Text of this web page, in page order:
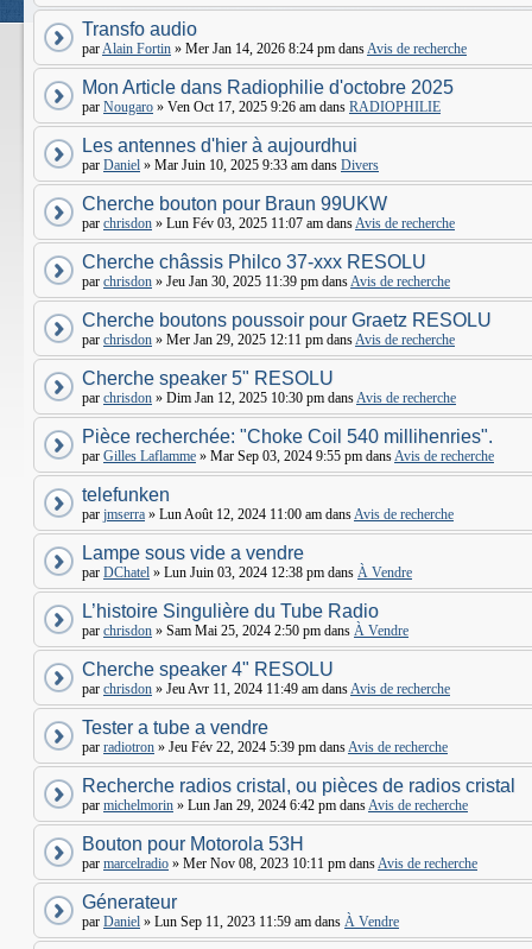
Transfo audio
parAlain Fortin » Mer Jan 14, 2026 8:24 pm dansAvis de recherche
Mon Article dans Radiophilie d'octobre 2025
par Nougaro » Ven Oct 17, 2025 9:26 am dans RADIOPHILIE
Les antennes d'hier à aujourdhui
par Daniel » Mar Juin 10, 2025 9:33 am dans Divers
Cherche bouton pour Braun 99UKW
par chrisdon » Lun Fév 03, 2025 11:07 am dansAvis de recherche
Cherche châssis Philco 37-xxx RESOLU
par chrisdon » Jeu Jan 30, 2025 11:39 pm dansAvis de recherche
Cherche boutons poussoir pour Graetz RESOLU
par chrisdon » Mer Jan 29, 2025 12:11 pm dansAvis de recherche
Cherche speaker 5" RESOLU
par chrisdon » Dim Jan 12, 2025 10:30 pm dansAvis de recherche
Pièce recherchée: "Choke Coil 540 millihenries".
par Gilles Laflamme » Mar Sep 03, 2024 9:55 pm dansAvis de recherche
telefunken
par jmserra » Lun Août 12, 2024 11:00 am dansAvis de recherche
Lampe sous vide a vendre
par DChatel » Lun Juin 03, 2024 12:38 pm dans À Vendre
L’histoire Singulière du Tube Radio
par chrisdon » Sam Mai 25, 2024 2:50 pm dans À Vendre
Cherche speaker 4" RESOLU
par chrisdon » Jeu Avr 11, 2024 11:49 am dansAvis de recherche
Tester a tube a vendre
par radiotron » Jeu Fév 22, 2024 5:39 pm dansAvis de recherche
Recherche radios cristal, ou pièces de radios cristal
par michelmorin » Lun Jan 29, 2024 6:42 pm dansAvis de recherche
Bouton pour Motorola 53H
par marcelradio » Mer Nov 08, 2023 10:11 pm dansAvis de recherche
Génerateur
par Daniel » Lun Sep 11, 2023 11:59 am dans À Vendre